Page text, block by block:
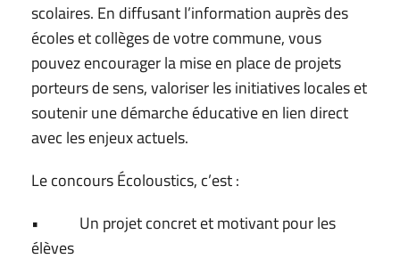
scolaires. En diffusant l’information auprès des
écoles et collèges de votre commune, vous
pouvez encourager la mise en place de projets
porteurs de sens, valoriser les initiatives locales et
soutenir une démarche éducative en lien direct
avec les enjeux actuels.
Le concours Écoloustics, c’est :
• Un projet concret et motivant pour les
élèves